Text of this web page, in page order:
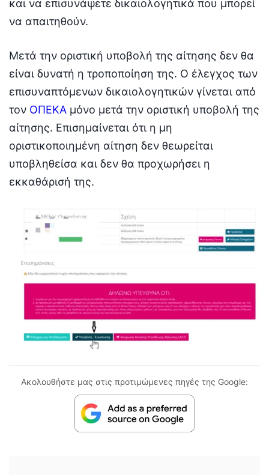
και να επισυνάψετε δικαιολογητικά που μπορεί
να απαιτηθούν.
Μετά την οριστική υποβολή της αίτησης δεν θα
είναι δυνατή η τροποποίηση της. Ο έλεγχος των
επισυναπτόμενων δικαιολογητικών γίνεται από
τον ΟΠΕΚΑ μόνο μετά την οριστική υποβολή της
αίτησης. Επισημαίνεται ότι η μη
οριστικοποιημένη αίτηση δεν θεωρείται
υποβληθείσα και δεν θα προχωρήσει η
εκκαθάρισή της.
Ακολουθήστε μας στις προτιμώμενες πηγές της Google: